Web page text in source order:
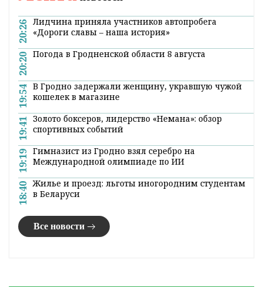
Нужно ли проходить 10 тыс. шагов
в день? Почитайте! Рассказывает
тренер
8:40 12 июня 2021
Тренер по бегу и функциональной
подготовке Евгений ШувакинрассказалРИА
«Новости», что думает по поводу популярной
рекомендации о необходимости проходить
10 тыс. шагов в день, сообщаетОНТ.
«10 000 шагов, или примерно 7,6–7,8
километров – цифра, которая хорошо звучит,
зависимости от уровня
слишком маленькое; для кого-то – очень